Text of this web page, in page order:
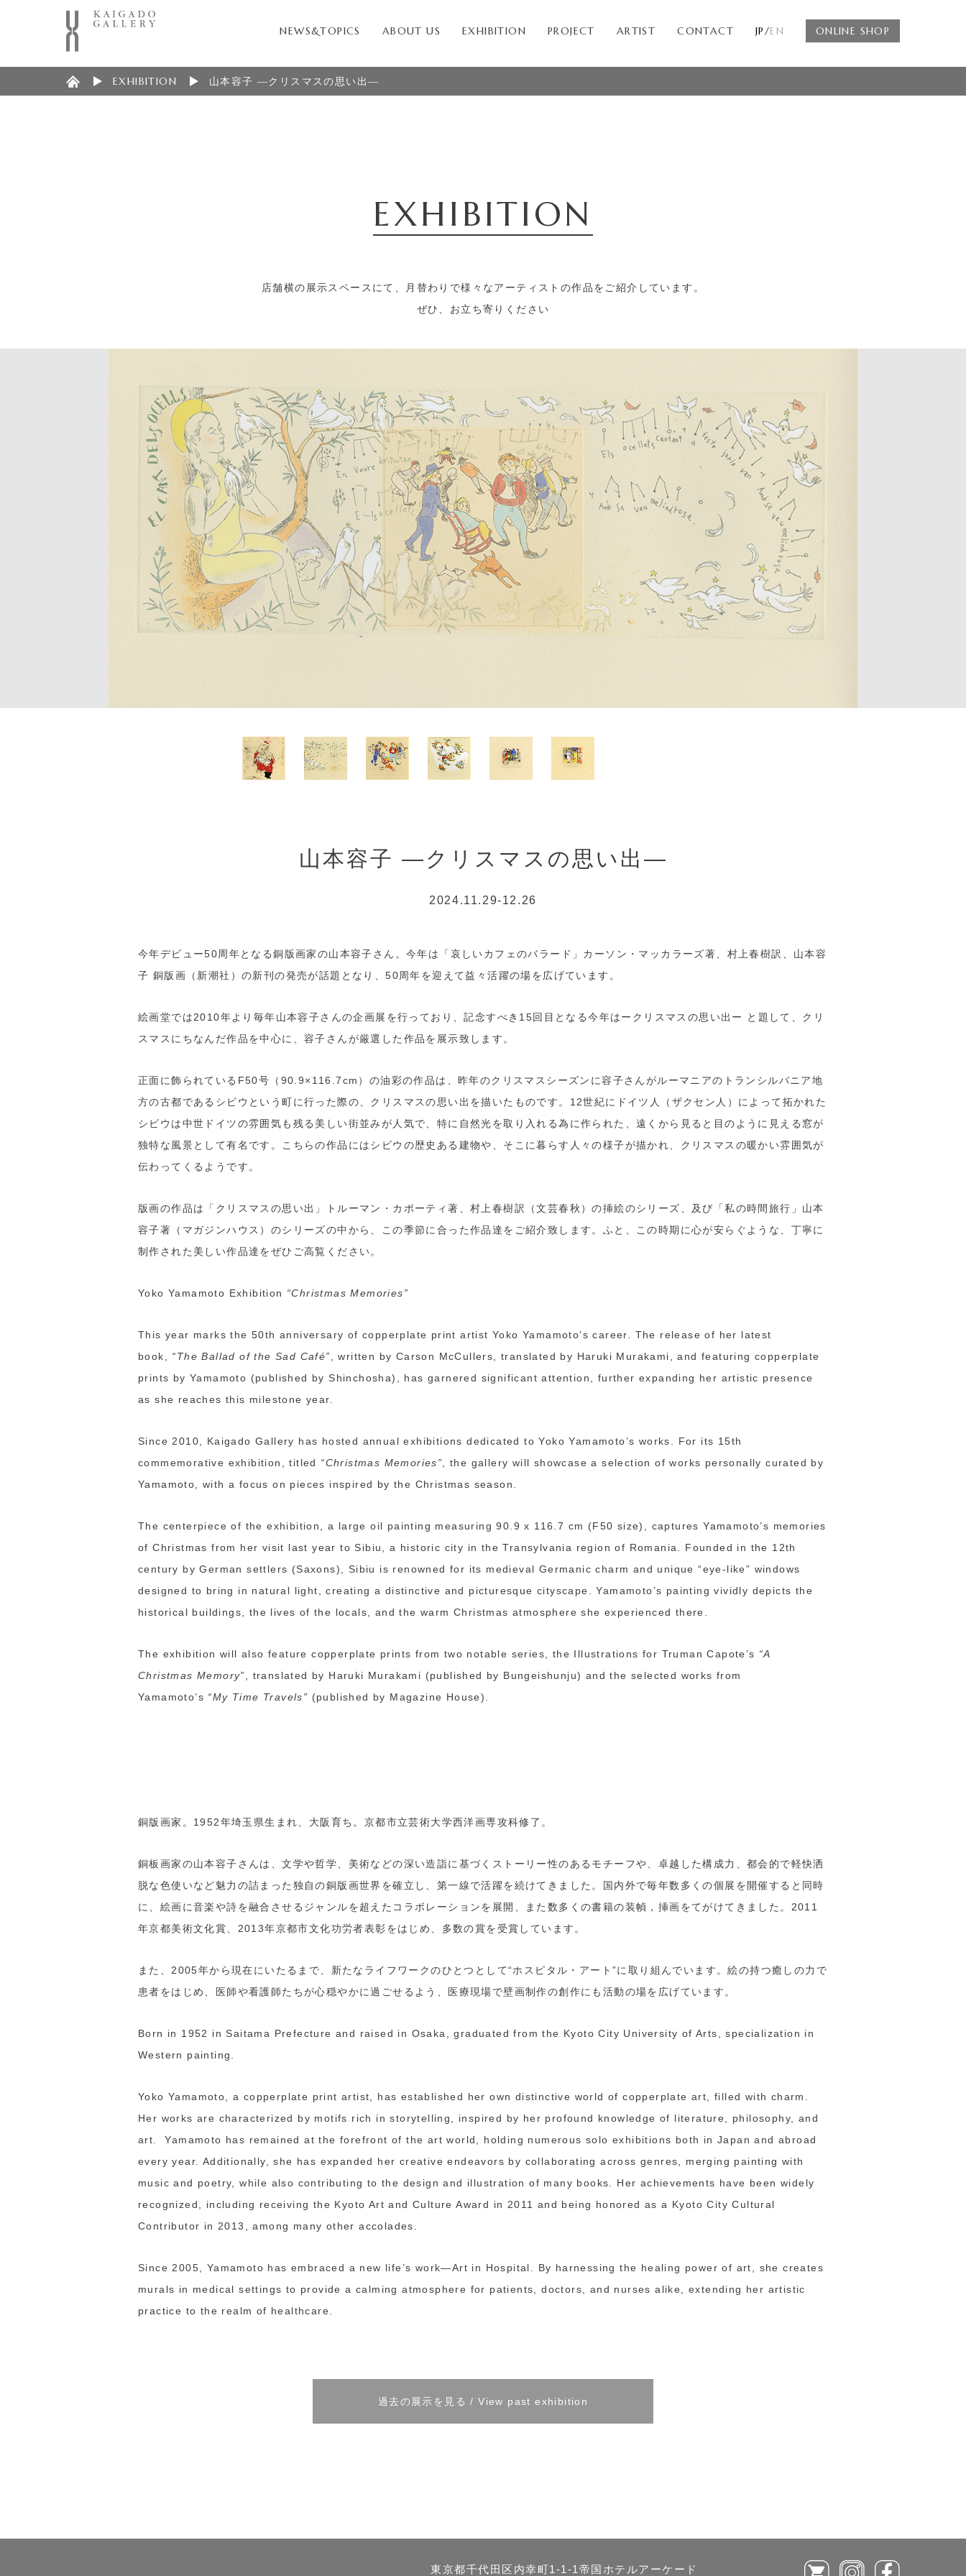
NEWS&TOPICS ABOUT US EXHIBITION PROJECT ARTIST CONTACT JP/EN ONLINE SHOP
EXHIBITION 山本容子 ―クリスマスの思い出―
EXHIBITION
店舗横の展示スペースにて、月替わりで様々なアーティストの作品をご紹介しています。
ぜひ、お立ち寄りください
山本容子 ―クリスマスの思い出―
2024.11.29-12.26
今年デビュー50周年となる銅版画家の山本容子さん。今年は「哀しいカフェのバラード」カーソン・マッカラーズ著、村上春樹訳、山本容
子 銅版画（新潮社）の新刊の発売が話題となり、50周年を迎えて益々活躍の場を広げています。
絵画堂では2010年より毎年山本容子さんの企画展を行っており、記念すべき15回目となる今年はークリスマスの思い出ー と題して、クリ
スマスにちなんだ作品を中心に、容子さんが厳選した作品を展示致します。
正面に飾られているF50号（90.9×116.7cm）の油彩の作品は、昨年のクリスマスシーズンに容子さんがルーマニアのトランシルバニア地
方の古都であるシビウという町に行った際の、クリスマスの思い出を描いたものです。12世紀にドイツ人（ザクセン人）によって拓かれた
シビウは中世ドイツの雰囲気も残る美しい街並みが人気で、特に自然光を取り入れる為に作られた、遠くから見ると目のように見える窓が
独特な風景として有名です。こちらの作品にはシビウの歴史ある建物や、そこに暮らす人々の様子が描かれ、クリスマスの暖かい雰囲気が
伝わってくるようです。
版画の作品は「クリスマスの思い出」トルーマン・カポーティ著、村上春樹訳（文芸春秋）の挿絵のシリーズ、及び「私の時間旅行」山本
容子著（マガジンハウス）のシリーズの中から、この季節に合った作品達をご紹介致します。ふと、この時期に心が安らぐような、丁寧に
制作された美しい作品達をぜひご高覧ください。
Yoko Yamamoto Exhibition “Christmas Memories”
This year marks the 50th anniversary of copperplate print artist Yoko Yamamoto’s career. The release of her latest
book, “The Ballad of the Sad Café”
, written by Carson McCullers, translated by Haruki Murakami, and featuring copperplate
prints by Yamamoto (published by Shinchosha), has garnered significant attention, further expanding her artistic presence
as she reaches this milestone year.
Since 2010, Kaigado Gallery has hosted annual exhibitions dedicated to Yoko Yamamoto’s works. For its 15th
commemorative exhibition, titled “Christmas Memories” , the gallery will showcase a selection of works personally curated by
Yamamoto, with a focus on pieces inspired by the Christmas season.
The centerpiece of the exhibition, a large oil painting measuring 90.9 x 116.7 cm (F50 size), captures Yamamoto’s memories
of Christmas from her visit last year to Sibiu, a historic city in the Transylvania region of Romania. Founded in the 12th
century by German settlers (Saxons), Sibiu is renowned for its medieval Germanic charm and unique “eye-like” windows
designed to bring in natural light, creating a distinctive and picturesque cityscape. Yamamoto’s painting vividly depicts the
historical buildings, the lives of the locals, and the warm Christmas atmosphere she experienced there.
The exhibition will also feature copperplate prints from two notable series, the Illustrations for Truman Capote’s “A
Christmas Memory”
, translated by Haruki Murakami (published by Bungeishunju) and the selected works from
Yamamoto’s “My Time Travels” (published by Magazine House).
銅版画家。1952年埼玉県生まれ、大阪育ち。京都市立芸術大学西洋画専攻科修了。
銅板画家の山本容子さんは、文学や哲学、美術などの深い造詣に基づくストーリー性のあるモチーフや、卓越した構成力、都会的で軽快洒
脱な色使いなど魅力の詰まった独自の銅版画世界を確立し、第一線で活躍を続けてきました。国内外で毎年数多くの個展を開催すると同時
に、絵画に音楽や詩を融合させるジャンルを超えたコラボレーションを展開、また数多くの書籍の装幀，挿画をてがけてきました。2011
年京都美術文化賞、2013年京都市文化功労者表彰をはじめ、多数の賞を受賞しています。
また、2005年から現在にいたるまで、新たなライフワークのひとつとして“ホスピタル・アート”に取り組んでいます。絵の持つ癒しの力で
患者をはじめ、医師や看護師たちが心穏やかに過ごせるよう、医療現場で壁画制作の創作にも活動の場を広げています。
Born in 1952 in Saitama Prefecture and raised in Osaka, graduated from the Kyoto City University of Arts, specialization in
Western painting.
Yoko Yamamoto, a copperplate print artist, has established her own distinctive world of copperplate art, filled with charm.
Her works are characterized by motifs rich in storytelling, inspired by her profound knowledge of literature, philosophy, and
art. Yamamoto has remained at the forefront of the art world, holding numerous solo exhibitions both in Japan and abroad
every year. Additionally, she has expanded her creative endeavors by collaborating across genres, merging painting with
music and poetry, while also contributing to the design and illustration of many books. Her achievements have been widely
recognized, including receiving the Kyoto Art and Culture Award in 2011 and being honored as a Kyoto City Cultural
Contributor in 2013, among many other accolades.
Since 2005, Yamamoto has embraced a new life’s work—Art in Hospital. By harnessing the healing power of art, she creates
murals in medical settings to provide a calming atmosphere for patients, doctors, and nurses alike, extending her artistic
practice to the realm of healthcare.
過去の展示を見る / View past exhibition
東京都千代田区内幸町1-1-1帝国ホテルアーケード